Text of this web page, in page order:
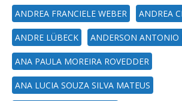
ANDREA FRANCIELE WEBER ANDREA
ANDRE LÜBECK ANDERSON ANTONIO
ANA PAULA MOREIRA ROVEDDER
ANA LUCIA SOUZA SILVA MATEUS